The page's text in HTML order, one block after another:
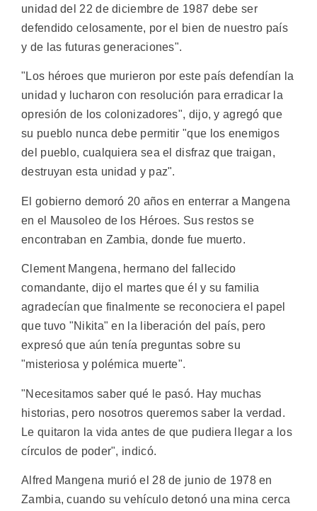
unidad del 22 de diciembre de 1987 debe ser
defendido celosamente, por el bien de nuestro país
y de las futuras generaciones".
"Los héroes que murieron por este país defendían la
unidad y lucharon con resolución para erradicar la
opresión de los colonizadores", dijo, y agregó que
su pueblo nunca debe permitir "que los enemigos
del pueblo, cualquiera sea el disfraz que traigan,
destruyan esta unidad y paz".
El gobierno demoró 20 años en enterrar a Mangena
en el Mausoleo de los Héroes. Sus restos se
encontraban en Zambia, donde fue muerto.
Clement Mangena, hermano del fallecido
comandante, dijo el martes que él y su familia
agradecían que finalmente se reconociera el papel
que tuvo "Nikita" en la liberación del país, pero
expresó que aún tenía preguntas sobre su
"misteriosa y polémica muerte".
"Necesitamos saber qué le pasó. Hay muchas
historias, pero nosotros queremos saber la verdad.
Le quitaron la vida antes de que pudiera llegar a los
círculos de poder", indicó.
Alfred Mangena murió el 28 de junio de 1978 en
Zambia, cuando su vehículo detonó una mina cerca